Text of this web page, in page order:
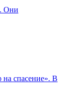
Они
спасение». В